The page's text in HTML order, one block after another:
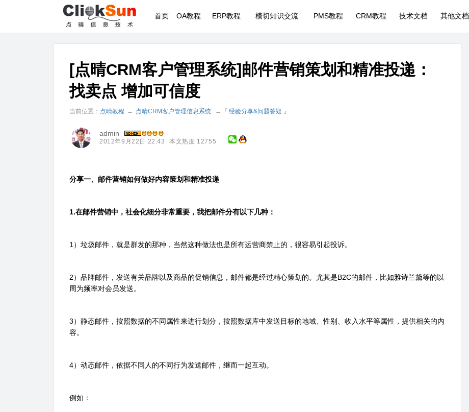
首页 OA教程 ERP教程 模切知识交流 PMS教程 CRM教程 技术文档 其他文档
[点晴CRM客户管理系统]邮件营销策划和精准投递：
找卖点 增加可信度
当前位置： 点晴教程 → 点晴CRM客户管理信息系统 → 『 经验分享&问题答疑 』
admin
2012年9月22日 22:43 本文热度 12755
分享一、邮件营销如何做好内容策划和精准投递
1.在邮件营销中，社会化细分非常重要，我把邮件分有以下几种：
1）垃圾邮件，就是群发的那种，当然这种做法也是所有运营商禁止的，很容易引起投诉。
2）品牌邮件，发送有关品牌以及商品的促销信息，邮件都是经过精心策划的。尤其是B2C的邮件，比如雅诗兰黛等的以
周为频率对会员发送。
3）静态邮件，按照数据的不同属性来进行划分，按照数据库中发送目标的地域、性别、收入水平等属性，提供相关的内
容。
4）动态邮件，依据不同人的不同行为发送邮件，继而一起互动。
例如：